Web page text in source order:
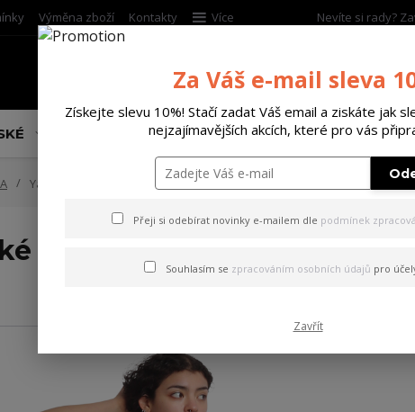
Výměna zboží Kontakty Více Nevíte si rady?
DOPLŇKY DÁRKOVÉ
Yakuza dámské tílko Choosen Urban Tank Shirt white S
tílko Choosen Urban
Za Váš e-mail sleva
Získejte slevu 10%! Stačí zadat Váš email a ziskáte jak
nejzajímavějších akcích, které pro vás
Přeji si odebírat novinky e-mailem dle podmínek
Souhlasím se zpracováním osobních údajů pro
Zavřít